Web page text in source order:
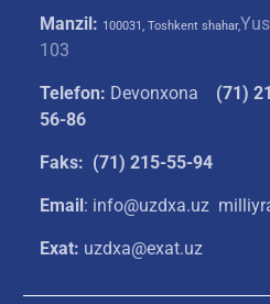
Manzil: 100031, Toshkent shahar,
103
Telefon: Devonxona (71)
56-86
Faks: (71) 215-55-94
Email: info@uzdxa.uz
Exat: uzdxa@exat.uz